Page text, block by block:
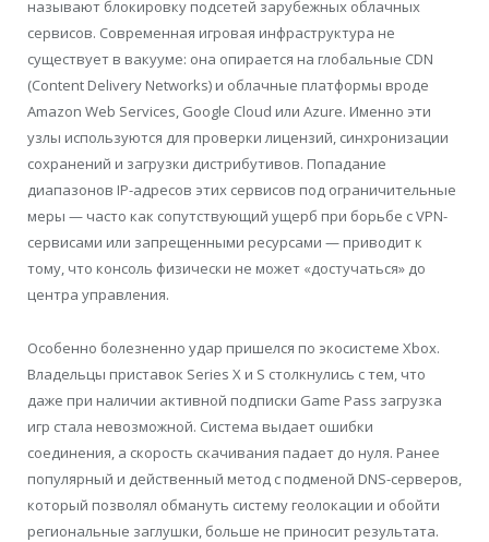
называют блокировку подсетей зарубежных облачных
сервисов. Современная игровая инфраструктура не
существует в вакууме: она опирается на глобальные CDN
(Content Delivery Networks) и облачные платформы вроде
Amazon Web Services, Google Cloud или Azure. Именно эти
узлы используются для проверки лицензий, синхронизации
сохранений и загрузки дистрибутивов. Попадание
диапазонов IP-адресов этих сервисов под ограничительные
меры — часто как сопутствующий ущерб при борьбе с VPN-
сервисами или запрещенными ресурсами — приводит к
тому, что консоль физически не может «достучаться» до
центра управления.
Особенно болезненно удар пришелся по экосистеме Xbox.
Владельцы приставок Series X и S столкнулись с тем, что
даже при наличии активной подписки Game Pass загрузка
игр стала невозможной. Система выдает ошибки
соединения, а скорость скачивания падает до нуля. Ранее
популярный и действенный метод с подменой DNS-серверов,
который позволял обмануть систему геолокации и обойти
региональные заглушки, больше не приносит результата.